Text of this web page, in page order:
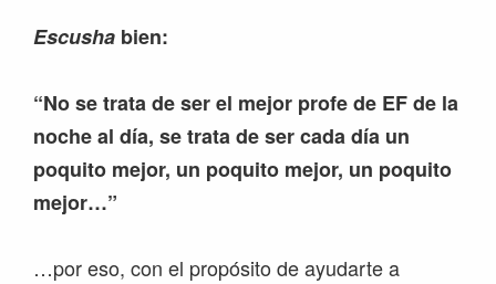
Escusha bien:
“No se trata de ser el mejor profe de EF de la
noche al día, se trata de ser cada día un
poquito mejor, un poquito mejor, un poquito
mejor…”
…por eso, con el propósito de ayudarte a